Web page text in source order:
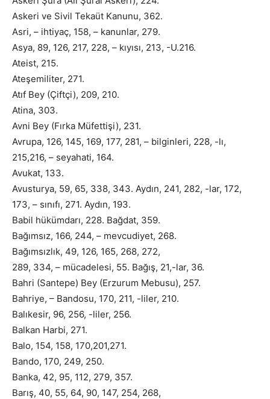
Askeri ve Sivil Tekaüt Kanunu, 362.
Asri, – ihtiyaç, 158, – kanunlar, 279.
Asya, 89, 126, 217, 228, – kıyısı, 213, -U.216.
Ateist, 215.
Ateşemiliter, 271.
Atıf Bey (Çiftçi), 209, 210.
Atina, 303.
Avni Bey (Fırka Müfettişi), 231.
Avrupa, 126, 145, 169, 177, 281, – bilginleri, 228, -lı,
215,216, – seyahati, 164.
Avukat, 133.
Avusturya, 59, 65, 338, 343. Aydın, 241, 282, -lar, 172,
173, – sınıfı, 271. Aydın, 193.
Babil hükümdarı, 228. Bağdat, 359.
Bağımsız, 166, 244, – mevcudiyet, 268.
Bağımsızlık, 49, 126, 165, 268, 272,
289, 334, – mücadelesi, 55. Bağış, 21,-lar, 36.
Bahri (Santepe) Bey (Erzurum Mebusu), 257.
Bahriye, – Bandosu, 170, 211, -liler, 210.
Balıkesir, 96, 256, -liler, 256.
Balkan Harbi, 271.
Balo, 154, 158, 170,201,271.
Bando, 170, 249, 250.
Banka, 42, 95, 112, 279, 357.
Barış, 40, 55, 64, 90, 147, 254, 268,